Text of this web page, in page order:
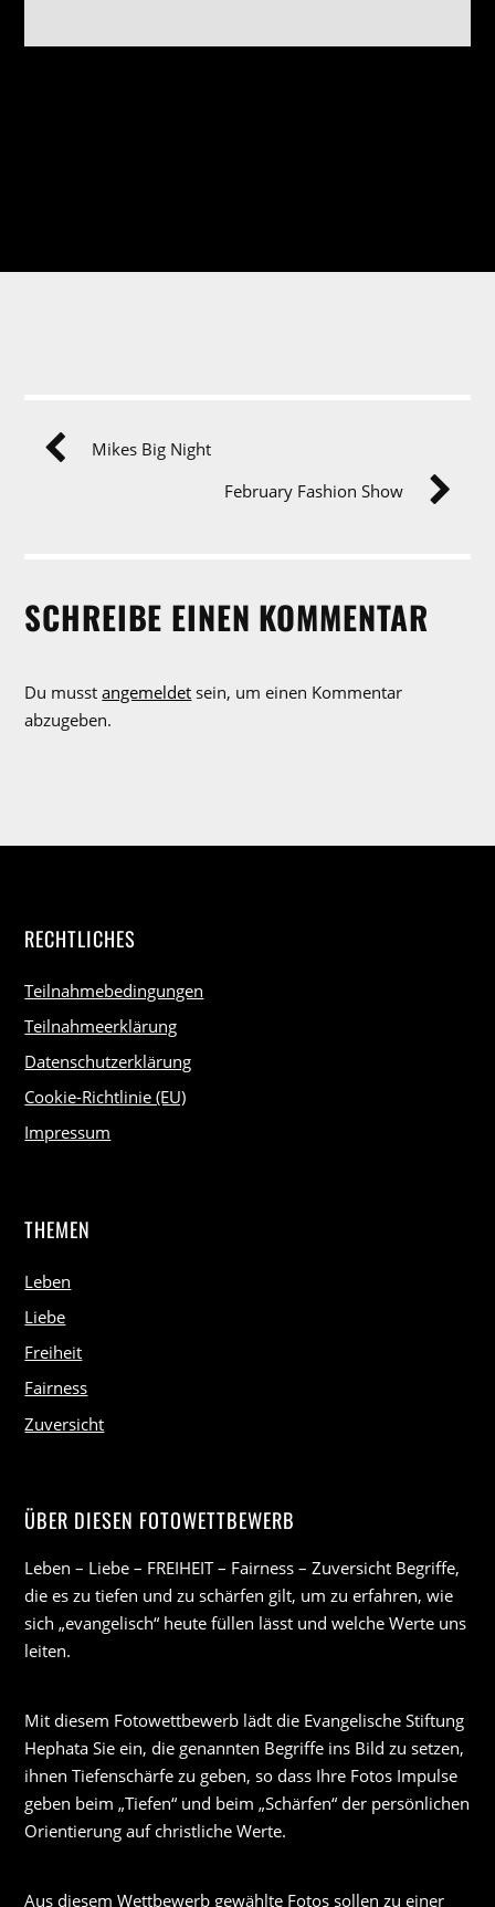
Mikes Big Night
February Fashion Show
SCHREIBE EINEN KOMMENTAR
Du musstangemeldet sein, um einen Kommentar
abzugeben.
RECHTLICHES
Teilnahmebedingungen
Teilnahmeerklärung
Datenschutzerklärung
Cookie-Richtlinie (EU)
Impressum
THEMEN
Leben
Liebe
Freiheit
Fairness
Zuversicht
ÜBER DIESEN FOTOWETTBEWERB
Leben – Liebe – FREIHEIT – Fairness – Zuversicht Begriffe,
die es zu tiefen und zu schärfen gilt, um zu erfahren, wie
sich „evangelisch“ heute füllen lässt und welche Werte uns
leiten.
Mit diesem Fotowettbewerb lädt die Evangelische Stiftung
Hephata Sie ein, die genannten Begriffe ins Bild zu setzen,
ihnen Tiefenschärfe zu geben, so dass Ihre Fotos Impulse
geben beim „Tiefen“ und beim „Schärfen“ der persönlichen
Orientierung auf christliche Werte.
Aus diesem Wettbewerb gewählte Fotos sollen zu einer